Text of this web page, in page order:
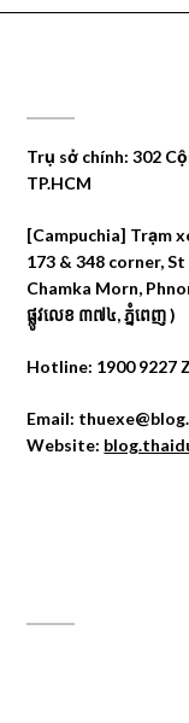
Trụ sở chính: 302
TP.HCM
[Campuchia] Trạm
173 & 348 corner,
Chamka Morn,
ផ្លូវលេខ ៣៧៤, ភ្នំពេញ )
Hotline: 1900 9227
Email:
Website: